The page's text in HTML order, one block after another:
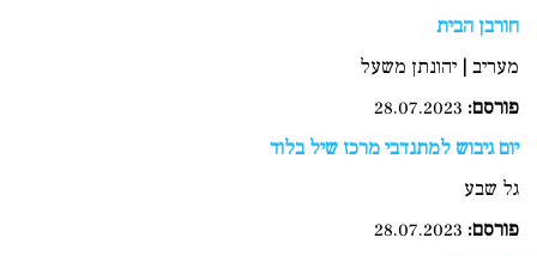
חורבן הבית
מעריב | יהונתן משעל
פורסם:
יום גיבוש למתנדבי מרכז שיל בלוד
גל שבע
פורסם: